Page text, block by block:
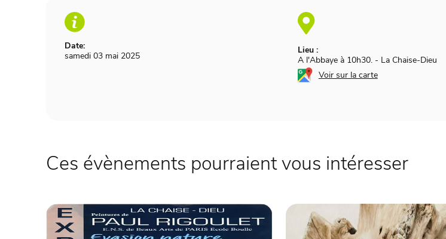
Date:
samedi 03 mai 2025
Lieu :
A l'Abbaye à 10h30. - La Chaise-Dieu
Voir sur la carte
Ces évènements pourraient vous intéresser